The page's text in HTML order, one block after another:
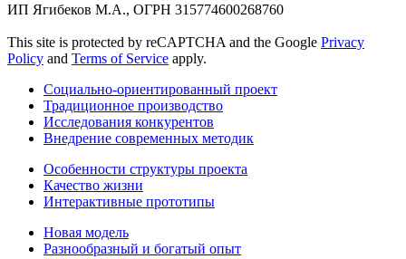
ИП Ягибеков М.А., ОГРН 315774600268760
This site is protected by reCAPTCHA and the Google Privacy
Policy and Terms of Service apply.
Социально-ориентированный проект
Традиционное производство
Исследования конкурентов
Внедрение современных методик
Особенности структуры проекта
Качество жизни
Интерактивные прототипы
Новая модель
Разнообразный и богатый опыт